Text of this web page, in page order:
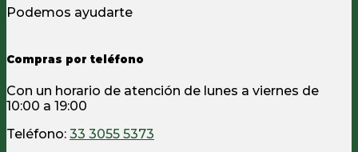
Podemos ayudarte
Compras por teléfono
Con un horario de atención de lunes a viernes de
10:00 a 19:00
Teléfono: 33 3055 5373